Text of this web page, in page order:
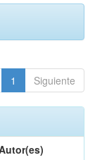
1 Siguiente